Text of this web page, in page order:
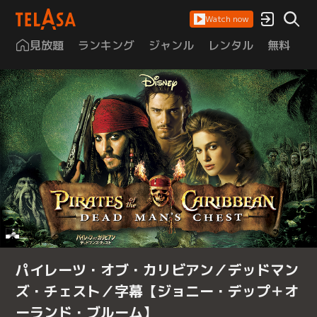
Watch now
見放題 ランキング ジャンル レンタル 無料
パイレーツ・オブ・カリビアン／デッドマン
ズ・チェスト／字幕【ジョニー・デップ＋オ
ーランド・ブルーム】